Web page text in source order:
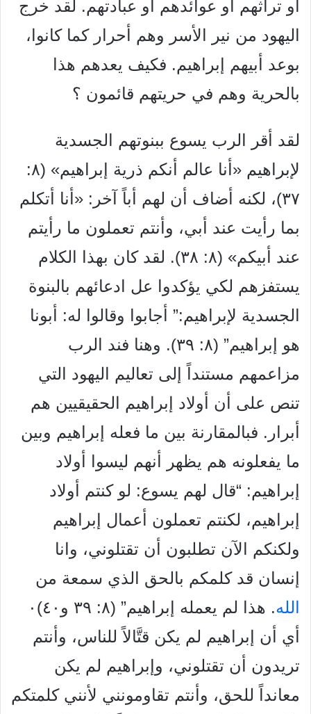
أو تراثهم أو عوائدهم أو عبادتهم. لقد خرج
اليهود من نير الأسر وهم أحرار كما كانوا،
بوعد أبيهم إبراهيم. فكيف يعدهم هذا
بالحرية وهم في حريتهم قائمون ؟
لقد أقر الرب يسوع ببنوتهم الجسدية
لإبراهيم «أنا عالم أنكم ذرية إبراهيم» (٨:
٣٧)، لكنه أضاف أن لهم أباً آخر: «أنا أتكلم
بما رأيت عند أبي، وأنتم تعملون ما رأيتم
عند أبيكم» (٨: ٣٨). لقد كان بهذا الكلام
يستفزهم لكي يؤكدوا عل ادعائهم بالبنوة
الجسدية لإبراهيم:” أجابوا وقالوا له: أبونا
هو إبراهيم” (٨: ٣٩). وهنا فند الرب
مزاعمهم مستنداً إلى تعاليم اليهود التي
تنص على أن أولاد إبراهيم الحقيقيين هم
أبرار. فبالمقارنة بين ما فعله إبراهيم وبين
ما يفعلونه هم يظهر أنهم ليسوا أولاد
إبراهيم: “قال لهم يسوع: لو كنتم أولاد
إبراهيم، لكنتم تعملون أعمال إبراهيم
ولكنكم الآن تطلبون أن تقتلوني، وانا
إنسان قد كلمكم بالحق الذي سمعة من
الله
. هذا لم يعمله إبراهيم” (٨: ٣٩ و٤٠)٠
أي أن إبراهيم لم يكن قتَّالاً للناس، وأنتم
تريدون أن تقتلوني، وإبراهيم لم يكن
معانداً للحق، وأنتم تقاومونني لأنني كلمتكم